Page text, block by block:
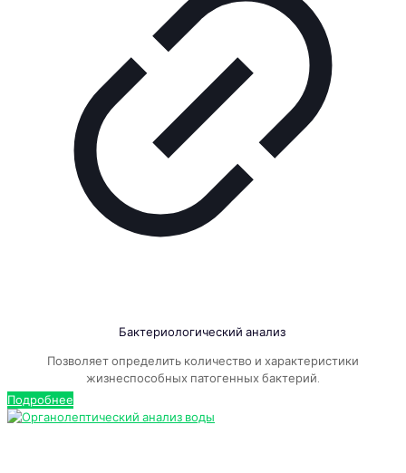
Бактериологический анализ
Позволяет определить количество и характеристики
жизнеспособных патогенных бактерий.
Подробнее